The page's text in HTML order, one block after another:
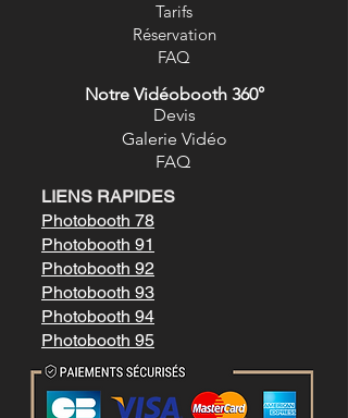
Tarifs
Réservation
FAQ
Devis
Notre Vidéobooth 360°
Galerie Vidéo
FAQ
LIENS RAPIDES
Photobooth 78
Photobooth 91
Photobooth 92
Photobooth 93
Photobooth 94
Photobooth 95